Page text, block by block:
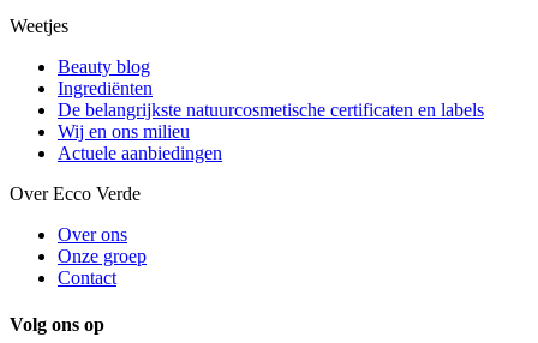
Weetjes
Beauty blog
Ingrediënten
De belangrijkste natuurcosmetische certificaten en labels
Wij en ons milieu
Actuele aanbiedingen
Over Ecco Verde
Over ons
Onze groep
Contact
Volg ons op